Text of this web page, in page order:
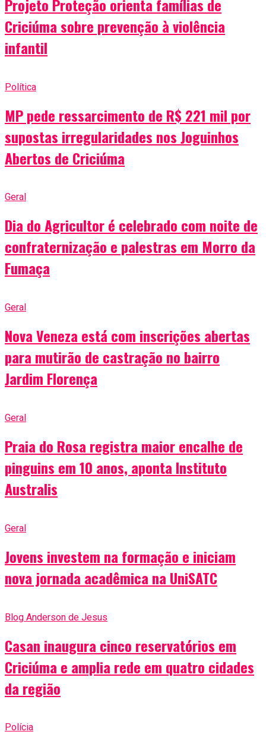
Projeto Proteção orienta famílias de
Criciúma sobre prevenção à violência
infantil
Política
MP pede ressarcimento de R$ 221 mil por
supostas irregularidades nos Joguinhos
Abertos de Criciúma
Geral
Dia do Agricultor é celebrado com noite de
confraternização e palestras em Morro da
Fumaça
Geral
Nova Veneza está com inscrições abertas
para mutirão de castração no bairro
Jardim Florença
Geral
Praia do Rosa registra maior encalhe de
pinguins em 10 anos, aponta Instituto
Australis
Geral
Jovens investem na formação e iniciam
nova jornada acadêmica na UniSATC
Blog Anderson de Jesus
Casan inaugura cinco reservatórios em
Criciúma e amplia rede em quatro cidades
da região
Polícia